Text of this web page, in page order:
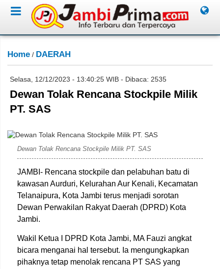
Home / DAERAH
Selasa, 12/12/2023 - 13:40:25 WIB - Dibaca: 2535
Dewan Tolak Rencana Stockpile Milik
PT. SAS
Dewan Tolak Rencana Stockpile Milik PT. SAS
JAMBI- Rencana stockpile dan pelabuhan batu di
kawasan Aurduri, Kelurahan Aur Kenali, Kecamatan
Telanaipura, Kota Jambi terus menjadi sorotan
Dewan Perwakilan Rakyat Daerah (DPRD) Kota
Jambi.
Wakil Ketua I DPRD Kota Jambi, MA Fauzi angkat
bicara menganai hal tersebut. Ia mengungkapkan
pihaknya tetap menolak rencana PT SAS yang